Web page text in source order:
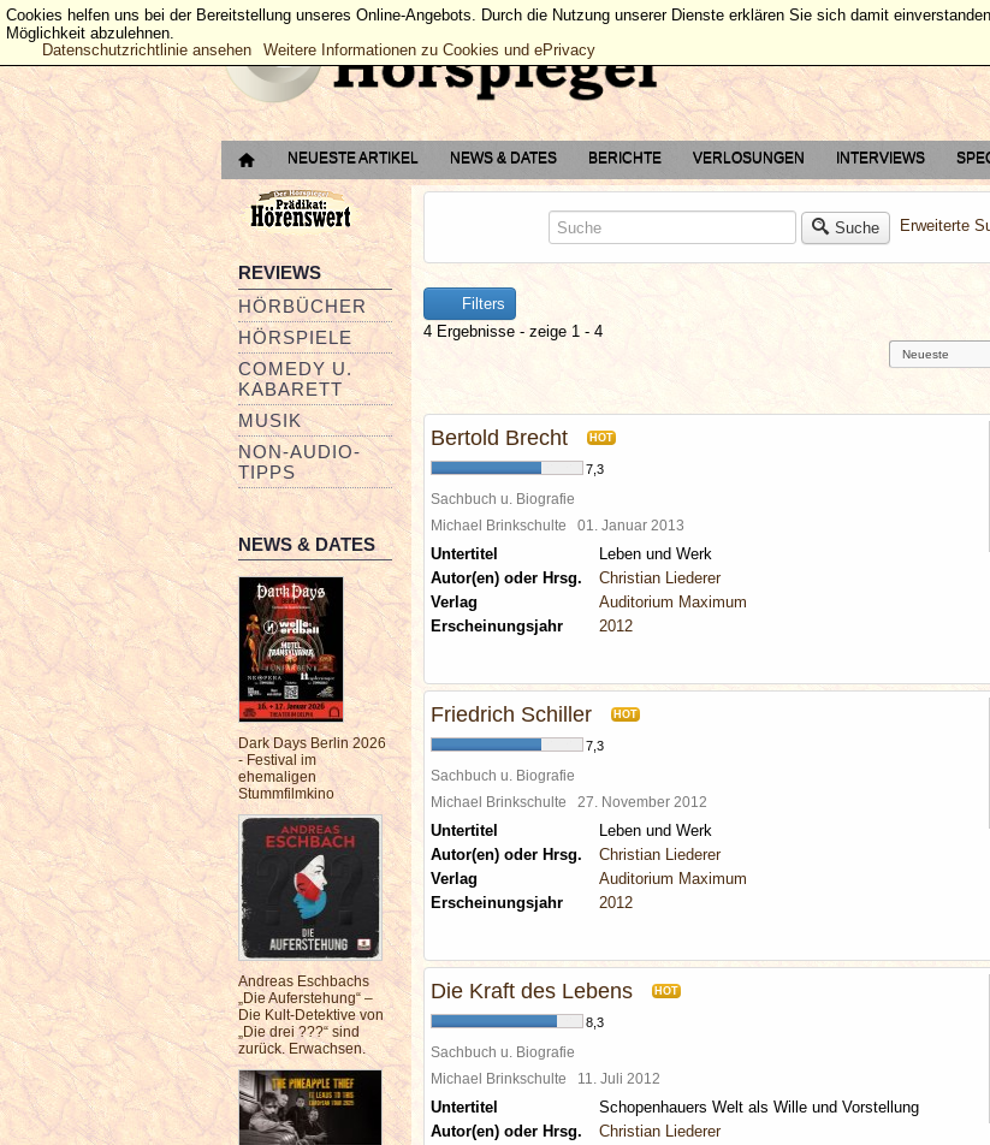
NEUESTE ARTIKEL NEWS & DATES BERICHTE VERLOSUNGEN INTERVIEWS
REVIEWS
HÖRBÜCHER
HÖRSPIELE
COMEDY U.
KABARETT
MUSIK
NON-AUDIO-
TIPPS
NEWS & DATES
Dark Days Berlin 2026
- Festival im
ehemaligen
Stummfilmkino
Andreas Eschbachs
„Die Auferstehung“ –
Die Kult-Detektive von
„Die drei ???“ sind
zurück. Erwachsen.
Suche Erweiterte
Filters
4 Ergebnisse - zeige 1 - 4
Bertold Brecht HOT
7,3
Sachbuch u. Biografie
Michael Brinkschulte 01. Januar 2013
Untertitel
Leben und Werk
Autor(en) oder Hrsg.
Christian Liederer
Verlag
Auditorium Maximum
Erscheinungsjahr
2012
Friedrich Schiller HOT
7,3
Sachbuch u. Biografie
Michael Brinkschulte 27. November 2012
Untertitel
Leben und Werk
Autor(en) oder Hrsg.
Christian Liederer
Verlag
Auditorium Maximum
Erscheinungsjahr
2012
Die Kraft des Lebens HOT
8,3
Sachbuch u. Biografie
Michael Brinkschulte 11. Juli 2012
Untertitel
Schopenhauers Welt als Wille und Vorstellung
Autor(en) oder Hrsg.
Christian Liederer
Cookies helfen uns bei der Bereitstellung unseres Online-Angebots. Durch die Nutzung unserer Dienste erklären Sie sich damit
Möglichkeit abzulehnen.
Datenschutzrichtlinie ansehen
Weitere Informationen zu Cookies und ePrivacy